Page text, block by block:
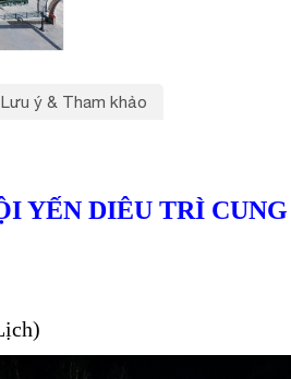
Lưu ý & Tham khảo
YẾN DIÊU TRÌ CUNG